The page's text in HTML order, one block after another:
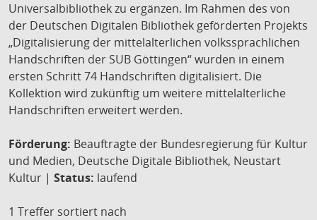
Universalbibliothek zu ergänzen. Im Rahmen des von
der Deutschen Digitalen Bibliothek geförderten Projekts
„Digitalisierung der mittelalterlichen volkssprachlichen
Handschriften der SUB Göttingen“ wurden in einem
ersten Schritt 74 Handschriften digitalisiert. Die
Kollektion wird zukünftig um weitere mittelalterliche
Handschriften erweitert werden.
Förderung: Beauftragte der Bundesregierung für Kultur
und Medien, Deutsche Digitale Bibliothek, Neustart
Kultur | Status: laufend
1 Treffer sortiert nach